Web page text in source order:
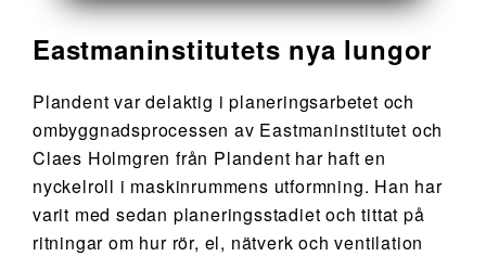
Eastmaninstitutets nya lungor
Plandent var delaktig i planeringsarbetet och
ombyggnadsprocessen av Eastmaninstitutet och
Claes Holmgren från Plandent har haft en
nyckelroll i maskinrummens utformning. Han har
varit med sedan planeringsstadiet och tittat på
ritningar om hur rör, el, nätverk och ventilation